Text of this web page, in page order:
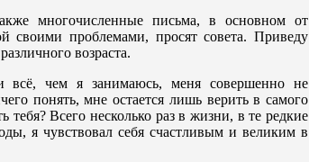
многочисленные письма, в основном от
своими проблемами, просят совета. Приведу
возраста.
чем я занимаюсь, меня совершенно не
понять, мне остается лишь верить в самого
Всего несколько раз в жизни, в те редкие
я чувствовал себя счастливым и великим в